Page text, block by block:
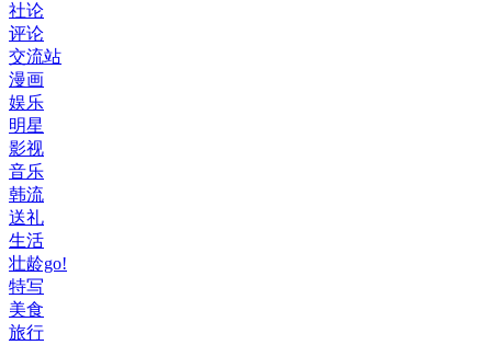
社论
评论
交流站
漫画
娱乐
明星
影视
音乐
韩流
送礼
生活
壮龄go!
特写
美食
旅行